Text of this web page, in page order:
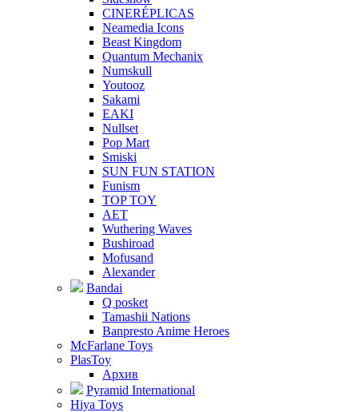
CINERÉPLICAS
Neamedia Icons
Beast Kingdom
Quantum Mechanix
Numskull
Youtooz
Sakami
EAKI
Nullset
Pop Mart
Smiski
SUN FUN STATION
Funism
TOP TOY
AET
Wuthering Waves
Bushiroad
Mofusand
Alexander
Bandai
Q posket
Tamashii Nations
Banpresto Anime Heroes
McFarlane Toys
PlasToy
Архив
Pyramid International
Hiya Toys